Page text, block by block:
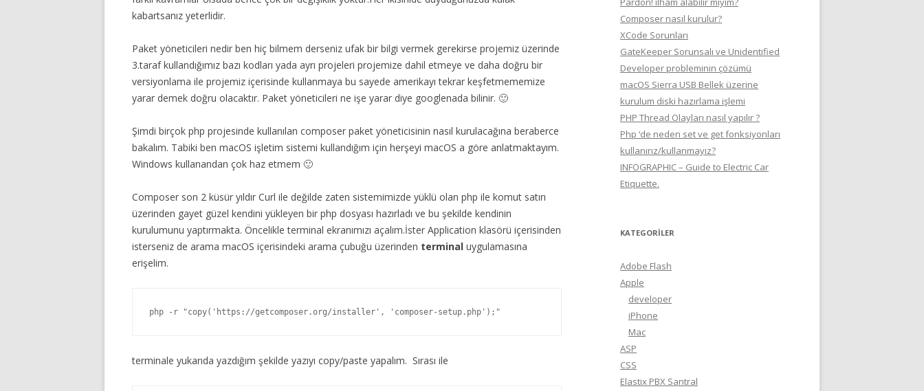
kabartsanız yeterlidir.
Paket yöneticileri nedir ben hiç bilmem derseniz ufak bir bilgi vermek gerekirse projemiz üzerinde
3.taraf kullandığımız bazı kodları yada ayrı projeleri projemize dahil etmeye ve daha doğru bir
versiyonlama ile projemiz içerisinde kullanmaya bu sayede amerikayı tekrar keşfetmememize
yarar demek doğru olacaktır. Paket yöneticileri ne işe yarar diye googlenada bilinir. 🙂
Şimdi birçok php projesinde kullanılan composer paket yöneticisinin nasıl kurulacağına beraberce
bakalım. Tabiki ben macOS işletim sistemi kullandığım için herşeyi macOS a göre anlatmaktayım.
Windows kullanandan çok haz etmem 🙂
Composer son 2 küsür yıldır Curl ile değilde zaten sistemimizde yüklü olan php ile komut satırı
üzerinden gayet güzel kendini yükleyen bir php dosyası hazırladı ve bu şekilde kendinin
kurulumunu yaptırmakta. Öncelikle terminal ekranımızı açalım.İster Application klasörü içerisinden
isterseniz de arama macOS içerisindeki arama çubuğu üzerinden terminal uygulamasına
erişelim.
php -r "copy('https://getcomposer.org/installer', 'composer-setup.php');"
terminale yukarıda yazdığım şekilde yazıyı copy/paste yapalım. Sırası ile
Composer nasıl kurulur?
XCode Sorunları
GateKeeper Sorunsalı ve Unidentified
Developer probleminin çözümü
macOS Sierra USB Bellek üzerine
kurulum diski hazırlama işlemi
PHP Thread Olayları nasıl yapılır ?
Php ‘de neden set ve get fonksiyonları
kullanırız/kullanmayız?
INFOGRAPHIC – Guide to Electric Car
Etiquette.
KATEGORILER
Adobe Flash
Apple
developer
iPhone
Mac
ASP
CSS
Elastix PBX Santral